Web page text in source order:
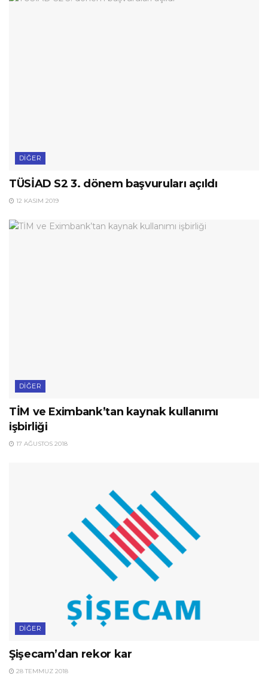
DIĞER
TÜSİAD S2 3. dönem başvuruları açıldı
12 KASIM 2019
DIĞER
TİM ve Eximbank’tan kaynak kullanımı
işbirliği
17 AĞUSTOS 2018
DIĞER
Şişecam’dan rekor kar
28 TEMMUZ 2018